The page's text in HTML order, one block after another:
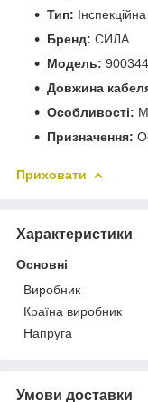
Тип:
Бренд: СИЛА
Модель: 900344
Довжина
Особливості:
Призначення:
Приховати
Характеристики
Основні
Виробник
Країна виробник
Напруга
Умови доставки